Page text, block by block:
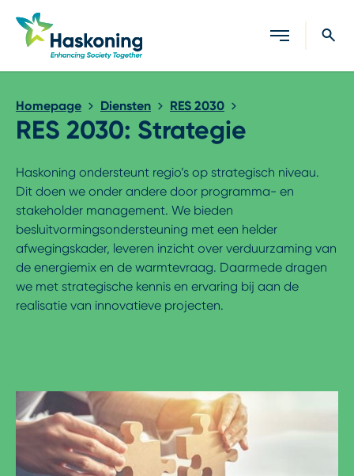
Sluiten
Homepage Diensten RES 2030
RES 2030: Strategie
Haskoning ondersteunt regio’s op strategisch niveau.
Dit doen we onder andere door programma- en
stakeholder management. We bieden
besluitvormingsondersteuning met een helder
afwegingskader, leveren inzicht over verduurzaming van
de energiemix en de warmtevraag. Daarmede dragen
we met strategische kennis en ervaring bij aan de
realisatie van innovatieve projecten.